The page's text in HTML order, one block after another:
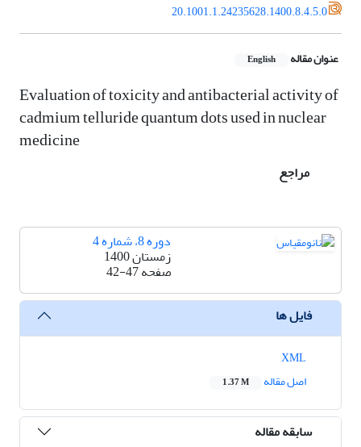
20.1001.1.24235628.1400.8.4.5.0
عنوان مقاله English
Evaluation of toxicity and antibacterial activity of
cadmium telluride quantum dots used in nuclear
medicine
مراجع
دوره 8، شماره 4
زمستان 1400
صفحه42-47
فایل ها
اصل مقاله
1.37 M
سابقه مقاله